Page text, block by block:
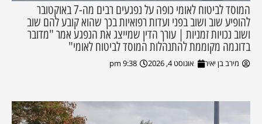
המוסד לביטוח לאומי כופה על נפגעים רבים מה-7 באוקטובר
להופיע שוב ושוב בפני ועדות רפואיות בכך שהוא קובע להם שוב
ושוב נכויות זמניות | עורך הדין שמייצג את הנפגע אמר "מדובר
בדוגמה מקוממת להתנהלות המוסד לביטוח לאומי"
מירב בן יאיר אוגוסט 4, 2026 9:38 pm